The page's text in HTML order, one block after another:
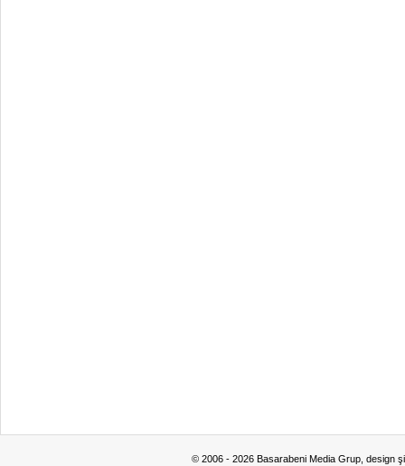
© 2006 - 2026 Basarabeni Media Grup, design